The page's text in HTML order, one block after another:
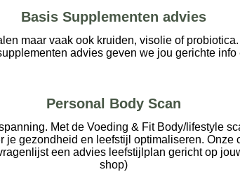
Basis Supplementen advies
maar vaak ook kruiden, visolie of probiotica.
advies geven we jou gerichte
Personal Body Scan
Met de Voeding & Fit Body/lifestyle
gezondheid en leefstijl optimaliseren.
een advies leefstijlplan gericht op
shop)